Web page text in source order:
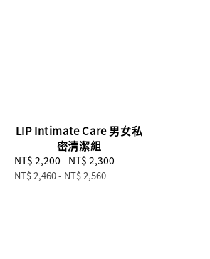
LIP Intimate Care 男女私
密清潔組
Sale
price
NT$ 2,200 - NT$ 2,300
NT$ 2,460-NT$ 2,560